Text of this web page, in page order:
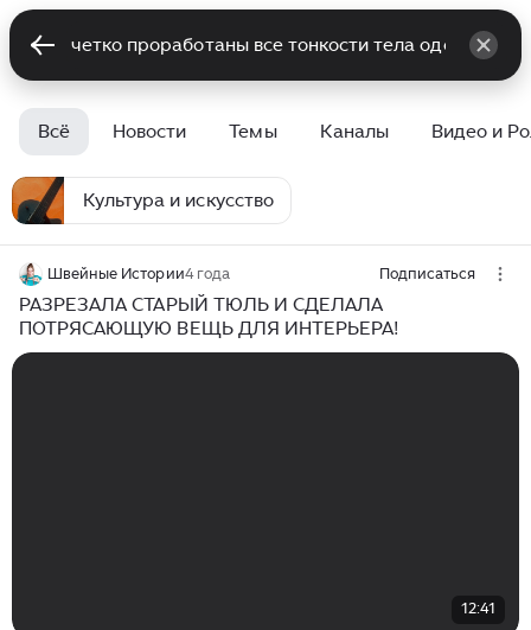
Всё Новости Темы Каналы Видео и
Культура и искусство
Швейные Истории4 года Подписаться
РАЗРЕЗАЛА СТАРЫЙ ТЮЛЬ И СДЕЛАЛА
ПОТРЯСАЮЩУЮ ВЕЩЬ ДЛЯ ИНТЕРЬЕРА!
12:41